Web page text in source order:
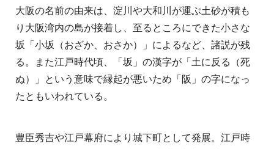
大阪の名前の由来は、淀川や大和川が運ぶ土砂が積も
り大阪湾内の島が接着し、至るところにできた小さな
坂「小坂（おざか、おさか）」によるなど、諸説が残
る。また江戸時代頃、「坂」の漢字が「土に反る（死
ぬ）」という意味で縁起が悪いため「阪」の字になっ
たともいわれている。
豊臣秀吉や江戸幕府により城下町として発展。江戸時